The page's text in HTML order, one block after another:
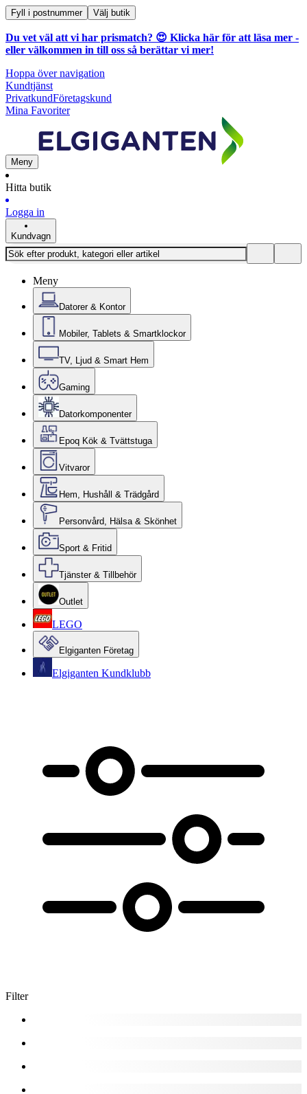
Fyll i postnummer Välj butik
Du vet väl att vi har prismatch? 😍 Klicka här för att läsa mer -
eller välkommen in till oss så berättar vi mer!
Hoppa över navigation
Kundtjänst
PrivatkundFöretagskund
Mina Favoriter
Meny
Hitta butik
Logga in
Kundvagn
Meny
Datorer & Kontor
Mobiler, Tablets & Smartklockor
TV, Ljud & Smart Hem
Gaming
Datorkomponenter
Epoq Kök & Tvättstuga
Vitvaror
Hem, Hushåll & Trädgård
Personvård, Hälsa & Skönhet
Sport & Fritid
Tjänster & Tillbehör
Outlet
LEGO
Elgiganten Företag
Elgiganten Kundklubb
Filter